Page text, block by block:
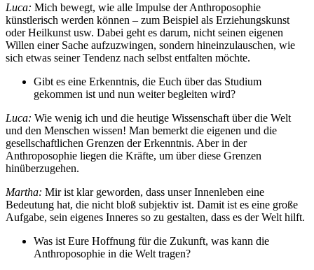
Luca: Mich bewegt, wie alle Impulse der Anthroposophie
künstlerisch werden können – zum Beispiel als Erziehungskunst
oder Heilkunst usw. Dabei geht es darum, nicht seinen eigenen
Willen einer Sache aufzuzwingen, sondern hineinzulauschen, wie
sich etwas seiner Tendenz nach selbst entfalten möchte.
Gibt es eine Erkenntnis, die Euch über das Studium
gekommen ist und nun weiter begleiten wird?
Luca: Wie wenig ich und die heutige Wissenschaft über die Welt
und den Menschen wissen! Man bemerkt die eigenen und die
gesellschaftlichen Grenzen der Erkenntnis. Aber in der
Anthroposophie liegen die Kräfte, um über diese Grenzen
hinüberzugehen.
Martha: Mir ist klar geworden, dass unser Innenleben eine
Bedeutung hat, die nicht bloß subjektiv ist. Damit ist es eine große
Aufgabe, sein eigenes Inneres so zu gestalten, dass es der Welt hilft.
Was ist Eure Hoffnung für die Zukunft, was kann die
Anthroposophie in die Welt tragen?